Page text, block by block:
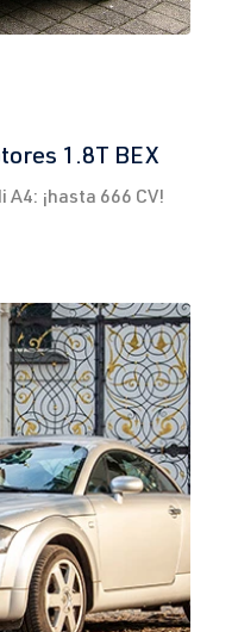
1.8T BEX
¡hasta 666 CV!